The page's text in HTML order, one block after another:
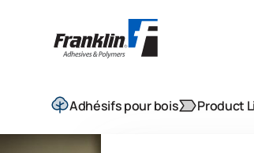
Adhésifs pour bois Product